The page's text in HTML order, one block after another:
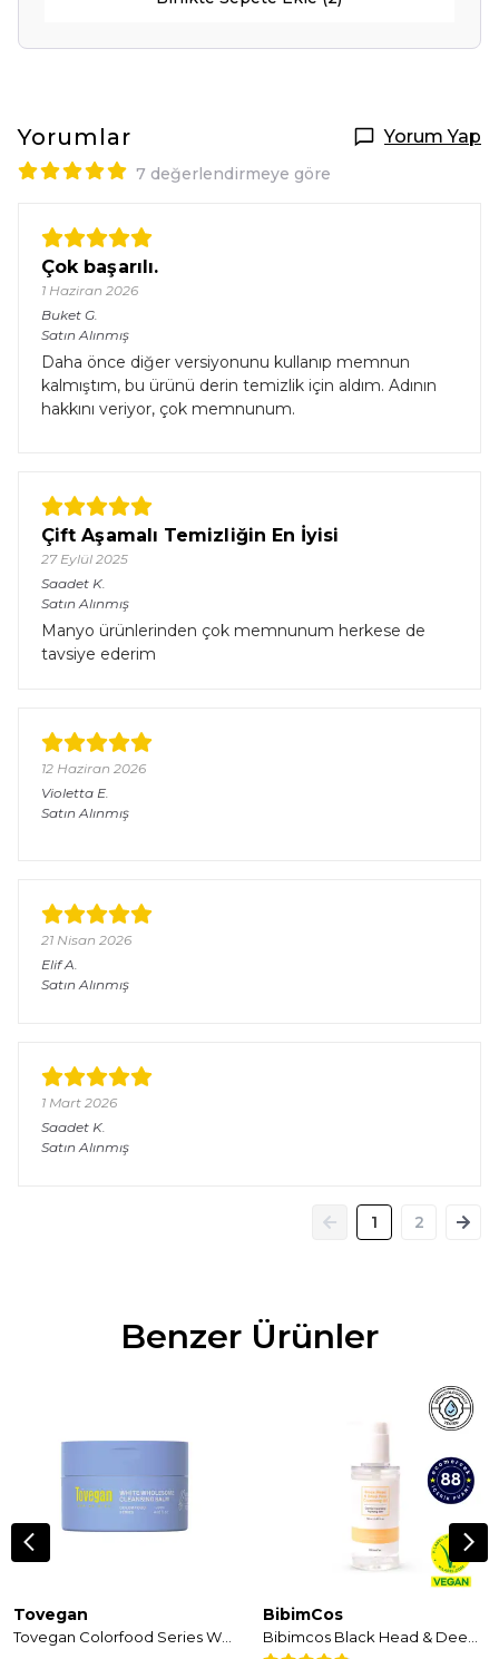
Yorumlar Yorum Yap
7 değerlendirmeye göre
Çok başarılı.
1 Haziran 2026
Buket G.
Satın Alınmış
Daha önce diğer versiyonunu kullanıp memnun
kalmıştım, bu ürünü derin temizlik için aldım. Adının
hakkını veriyor, çok memnunum.
Çift Aşamalı Temizliğin En İyisi
27 Eylül 2025
Saadet K.
Satın Alınmış
Manyo ürünlerinden çok memnunum herkese de
tavsiye ederim
12 Haziran 2026
Violetta E.
Satın Alınmış
21 Nisan 2026
Elif A.
Satın Alınmış
1 Mart 2026
Saadet K.
Satın Alınmış
1 2
Benzer Ürünler
Tovegan BibimCos